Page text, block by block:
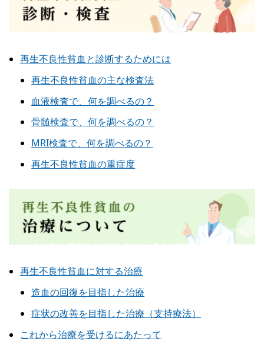
再生不良性貧血と診断するためには
再生不良性貧血の主な検査法
血液検査で、何を調べるの？
骨髄検査で、何を調べるの？
MRI検査で、何を調べるの？
再生不良性貧血の重症度
再生不良性貧血に対する治療
造血の回復を目指した治療
症状の改善を目指した治療（支持療法）
これから治療を受けるにあたって